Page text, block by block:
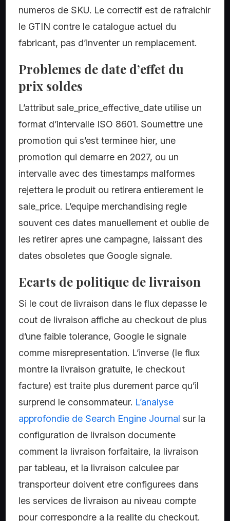
numeros de SKU. Le correctif est de rafraichir
le GTIN contre le catalogue actuel du
fabricant, pas d’inventer un remplacement.
Problemes de date d’effet du
prix soldes
L’attribut sale_price_effective_date utilise un
format d’intervalle ISO 8601. Soumettre une
promotion qui s’est terminee hier, une
promotion qui demarre en 2027, ou un
intervalle avec des timestamps malformes
rejettera le produit ou retirera entierement le
sale_price. L’equipe merchandising regle
souvent ces dates manuellement et oublie de
les retirer apres une campagne, laissant des
dates obsoletes que Google signale.
Ecarts de politique de livraison
Si le cout de livraison dans le flux depasse le
cout de livraison affiche au checkout de plus
d’une faible tolerance, Google le signale
comme misrepresentation. L’inverse (le flux
montre la livraison gratuite, le checkout
facture) est traite plus durement parce qu’il
surprend le consommateur. L’analyse
approfondie de Search Engine Journal sur la
configuration de livraison documente
comment la livraison forfaitaire, la livraison
par tableau, et la livraison calculee par
transporteur doivent etre configurees dans
les services de livraison au niveau compte
pour correspondre a la realite du checkout.